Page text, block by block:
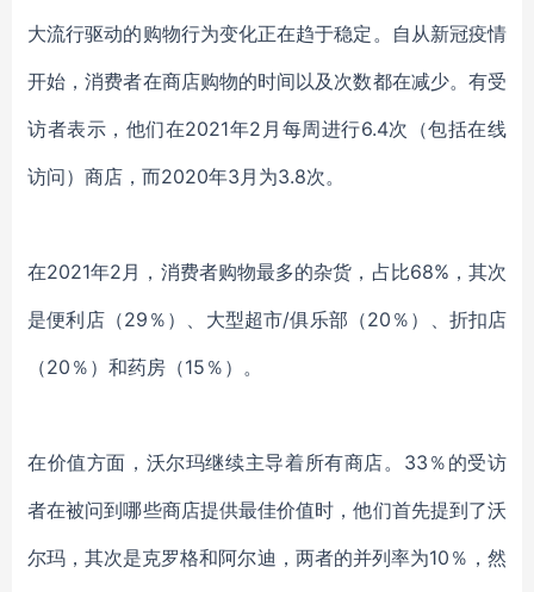
大流行驱动的购物行为变化正在趋于稳定。自从新冠疫情
开始，消费者在商店购物的时间以及次数都在减少。有受
访者表示，他们在2021年2月每周进行6.4次（包括在线
访问）商店，而2020年3月为3.8次。
在2021年2月，消费者购物最多的杂货，占比68%，其次
是便利店（29％）、大型超市/俱乐部（20％）、折扣店
（20％）和药房（15％）。
在价值方面，沃尔玛继续主导着所有商店。 33％的受访
者在被问到哪些商店提供最佳价值时，他们首先提到了沃
尔玛，其次是克罗格和阿尔迪，两者的并列率为10％，然